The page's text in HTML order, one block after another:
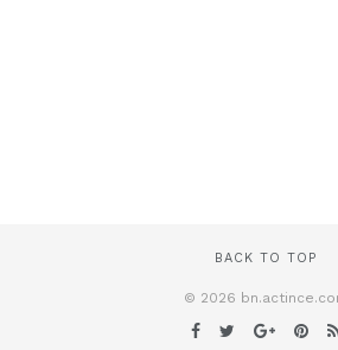
BACK TO TOP
© 2026